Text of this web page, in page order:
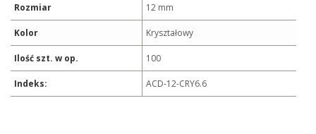
Rozmiar 12 mm
Kolor Kryształowy
Ilość szt. w op. 100
Indeks: ACD-12-CRY6.6